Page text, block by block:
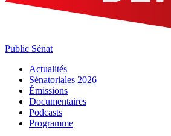
Public Sénat
Actualités
Sénatoriales 2026
Émissions
Documentaires
Podcasts
Programme